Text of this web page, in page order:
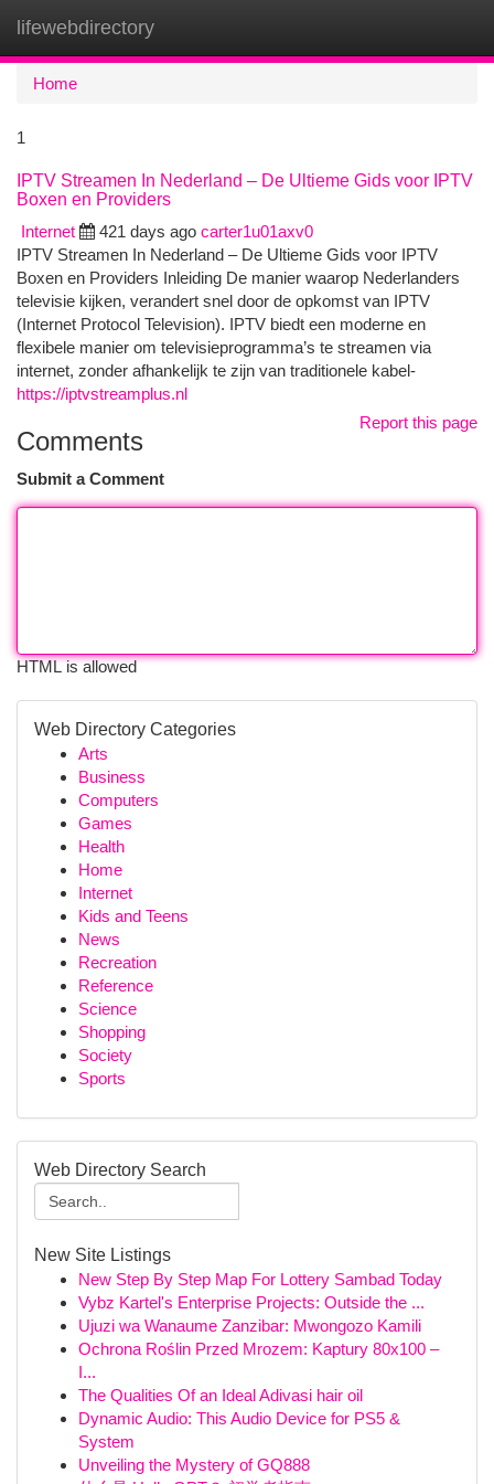
lifewebdirectory
Home
1
IPTV Streamen In Nederland – De Ultieme Gids voor IPTV
Boxen en Providers
Internet
421 days ago carter1u01axv0
IPTV Streamen In Nederland – De Ultieme Gids voor IPTV
Boxen en Providers Inleiding De manier waarop Nederlanders
televisie kijken, verandert snel door de opkomst van IPTV
(Internet Protocol Television). IPTV biedt een moderne en
flexibele manier om televisieprogramma’s te streamen via
internet, zonder afhankelijk te zijn van traditionele kabel-
https://iptvstreamplus.nl
Report this page
Comments
Submit a Comment
HTML is allowed
Web Directory Categories
Arts
Business
Computers
Games
Health
Home
Internet
Kids and Teens
News
Recreation
Reference
Science
Shopping
Society
Sports
Web Directory Search
New Site Listings
New Step By Step Map For Lottery Sambad Today
Vybz Kartel's Enterprise Projects: Outside the ...
Ujuzi wa Wanaume Zanzibar: Mwongozo Kamili
Ochrona Roślin Przed Mrozem: Kaptury 80x100 –
I...
The Qualities Of an Ideal Adivasi hair oil
Dynamic Audio: This Audio Device for PS5 &
System
Unveiling the Mystery of GQ888